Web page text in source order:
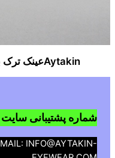
Aytakinعینک ترک برند آیتکین مدلA2119ck20
شماره پشتیبانی سایت :
INFO@AYTAKIN-